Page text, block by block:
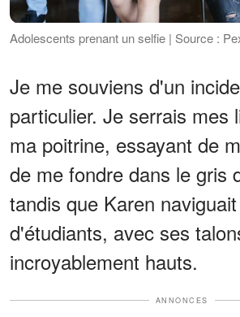
Adolescents prenant un selfie | Source :
Je me souviens d'un
particulier. Je serrais mes
ma poitrine, essayant de
de me fondre dans le gris
tandis que Karen
d'étudiants, avec ses
incroyablement hauts.
ANNONCES